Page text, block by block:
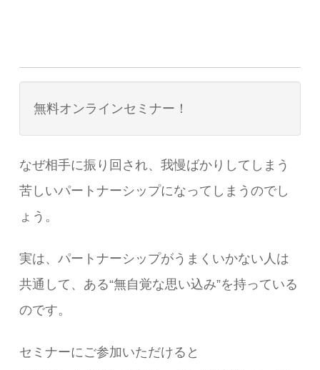
無料オンラインセミナー！
なぜ相手に振り回され、我慢ばかりしてしまう
苦しいパートナーシップになってしまうのでし
ょう。
実は、パートナーシップがうまくいかない人は
共通して、ある“無自覚な思い込み”を持っている
のです。
セミナーにご参加いただけると